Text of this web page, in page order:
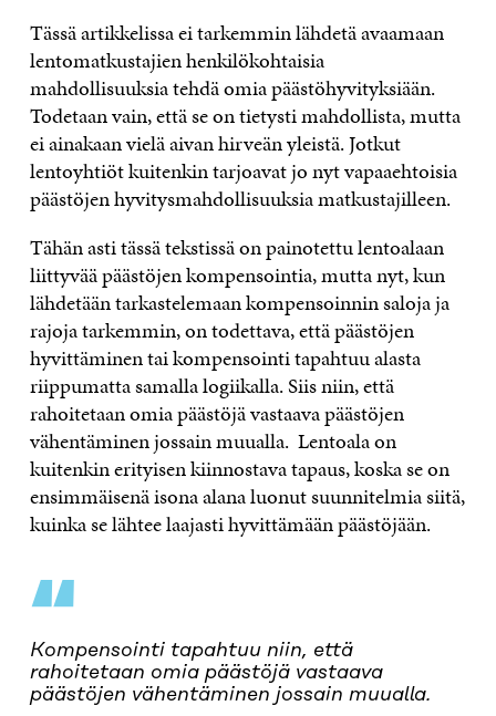
Tässä artikkelissa ei tarkemmin lähdetä avaamaan
lentomatkustajien henkilökohtaisia
mahdollisuuksia tehdä omia päästöhyvityksiään.
Todetaan vain, että se on tietysti mahdollista, mutta
ei ainakaan vielä aivan hirveän yleistä. Jotkut
lentoyhtiöt kuitenkin tarjoavat jo nyt vapaaehtoisia
päästöjen hyvitysmahdollisuuksia matkustajilleen.
Tähän asti tässä tekstissä on painotettu lentoalaan
liittyvää päästöjen kompensointia, mutta nyt, kun
lähdetään tarkastelemaan kompensoinnin saloja ja
rajoja tarkemmin, on todettava, että päästöjen
hyvittäminen tai kompensointi tapahtuu alasta
riippumatta samalla logiikalla. Siis niin, että
rahoitetaan omia päästöjä vastaava päästöjen
vähentäminen jossain muualla. Lentoala on
kuitenkin erityisen kiinnostava tapaus, koska se on
ensimmäisenä isona alana luonut suunnitelmia siitä,
kuinka se lähtee laajasti hyvittämään päästöjään.
“
Kompensointi tapahtuu niin, että
rahoitetaan omia päästöjä vastaava
päästöjen vähentäminen jossain muualla.